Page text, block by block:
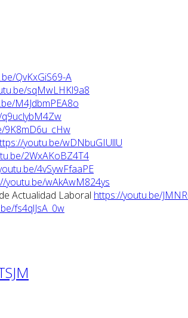
QvKxGiS69-A
sqMwLHKl9a8
M4JdbmPEA8o
9K8mD6u_cHw
youtu.be/wDNbuGIUllU
2WxAKoBZ4T4
4vSywFfaaPE
youtu.be/wAkAwM824ys
Actualidad Laboral https://youtu.be/
fs4qlJsA_0w